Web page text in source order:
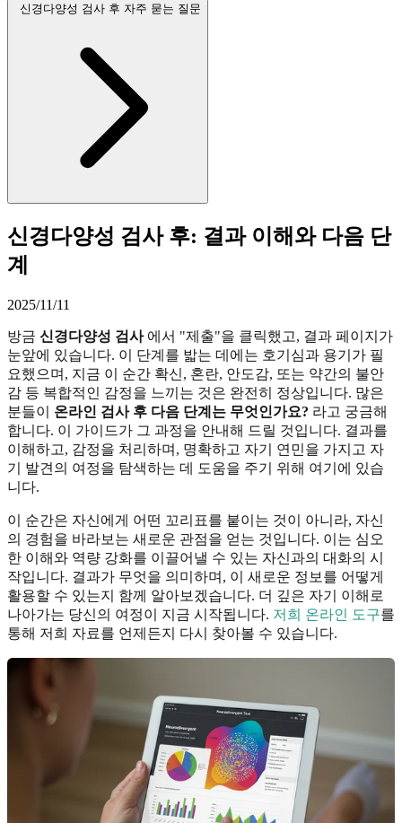
신경다양성 검사 후 자주 묻는 질문
신경다양성 검사 후: 결과 이해와 다음 단
계
2025/11/11
방금 신경다양성 검사에서 "제출"을 클릭했고, 결과 페이지가
눈앞에 있습니다. 이 단계를 밟는 데에는 호기심과 용기가 필
요했으며, 지금 이 순간 확신, 혼란, 안도감, 또는 약간의 불안
감 등 복합적인 감정을 느끼는 것은 완전히 정상입니다. 많은
분들이 온라인 검사 후 다음 단계는 무엇인가요? 라고 궁금해
합니다. 이 가이드가 그 과정을 안내해 드릴 것입니다. 결과를
이해하고, 감정을 처리하며, 명확하고 자기 연민을 가지고 자
기 발견의 여정을 탐색하는 데 도움을 주기 위해 여기에 있습
니다.
이 순간은 자신에게 어떤 꼬리표를 붙이는 것이 아니라, 자신
의 경험을 바라보는 새로운 관점을 얻는 것입니다. 이는 심오
한 이해와 역량 강화를 이끌어낼 수 있는 자신과의 대화의 시
작입니다. 결과가 무엇을 의미하며, 이 새로운 정보를 어떻게
활용할 수 있는지 함께 알아보겠습니다. 더 깊은 자기 이해로
나아가는 당신의 여정이 지금 시작됩니다. 저희 온라인 도구를
통해 저희 자료를 언제든지 다시 찾아볼 수 있습니다.